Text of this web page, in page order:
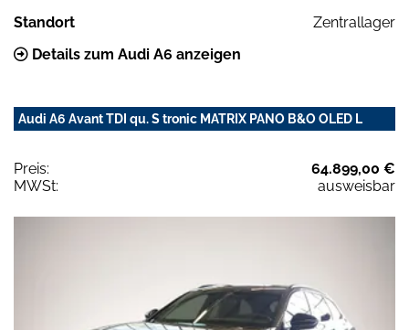
Standort
Zentrallager
Details zum Audi A6 anzeigen
Audi A6 Avant TDI qu. S tronic MATRIX PANO B&O OLED L
Preis:
64.899,00 €
MWSt:
ausweisbar